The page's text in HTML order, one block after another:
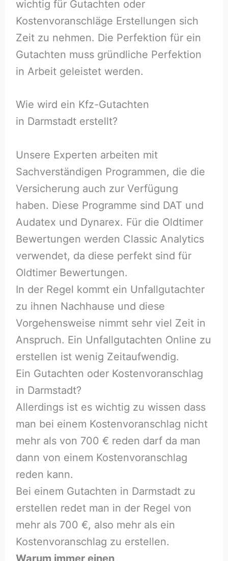
wichtig für Gutachten oder
Kostenvoranschläge Erstellungen sich
Zeit zu nehmen. Die Perfektion für ein
Gutachten muss gründliche Perfektion
in Arbeit geleistet werden.
Wie wird ein Kfz-Gutachten
in Darmstadt erstellt?
Unsere Experten arbeiten mit
Sachverständigen Programmen, die die
Versicherung auch zur Verfügung
haben. Diese Programme sind DAT und
Audatex und Dynarex. Für die Oldtimer
Bewertungen werden Classic Analytics
verwendet, da diese perfekt sind für
Oldtimer Bewertungen.
In der Regel kommt ein Unfallgutachter
zu ihnen Nachhause und diese
Vorgehensweise nimmt sehr viel Zeit in
Anspruch. Ein Unfallgutachten Online zu
erstellen ist wenig Zeitaufwendig.
Ein Gutachten oder Kostenvoranschlag
in Darmstadt?
Allerdings ist es wichtig zu wissen dass
man bei einem Kostenvoranschlag nicht
mehr als von 700 € reden darf da man
dann von einem Kostenvoranschlag
reden kann.
Bei einem Gutachten in Darmstadt zu
erstellen redet man in der Regel von
mehr als 700 €, also mehr als ein
Kostenvoranschlag zu erstellen.
Warum immer einen